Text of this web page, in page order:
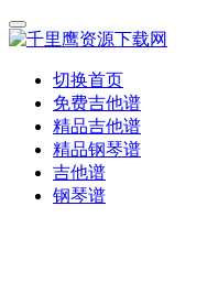
切换首页
免费吉他谱
精品吉他谱
精品钢琴谱
吉他谱
钢琴谱